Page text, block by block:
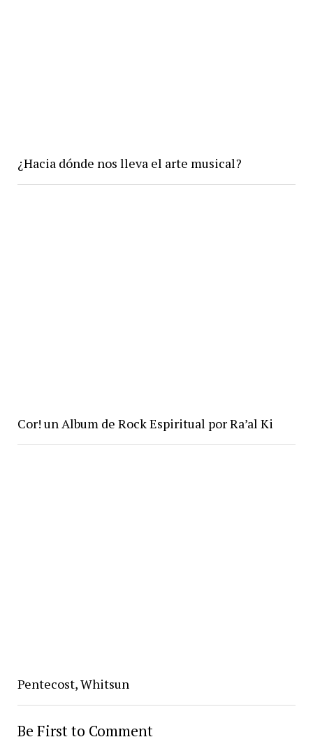
¿Hacia dónde nos lleva el arte musical?
Cor! un Album de Rock Espiritual por Ra’al Ki
Pentecost, Whitsun
Be First to Comment